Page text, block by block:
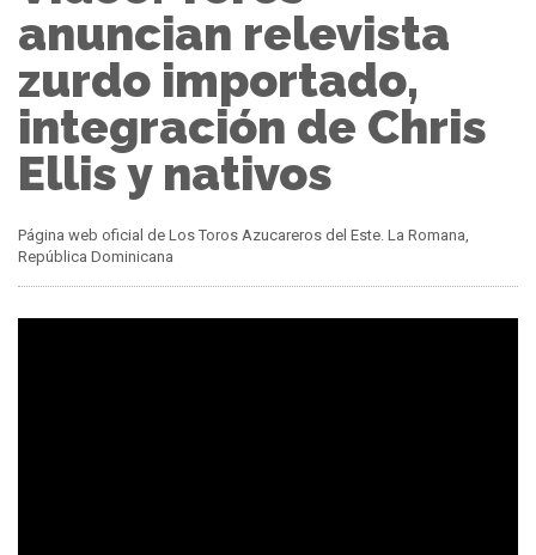
anuncian relevista
zurdo importado,
integración de Chris
Ellis y nativos
Página web oficial de Los Toros Azucareros del Este. La Romana,
República Dominicana